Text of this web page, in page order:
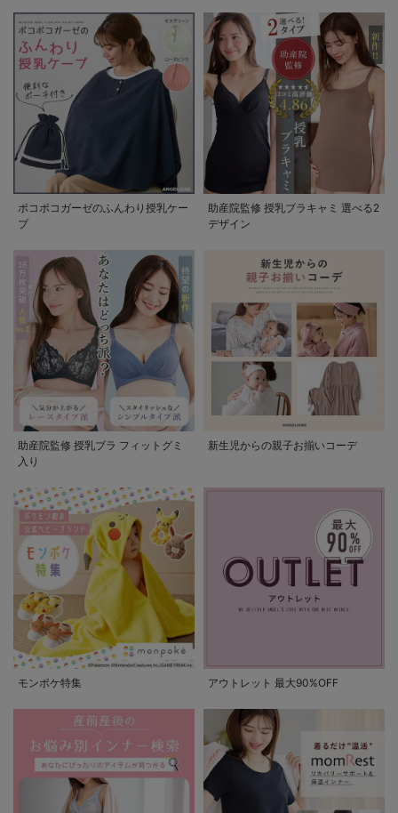
ポコポコガーゼのふんわり授乳ケー
プ
助産院監修 授乳ブラキャミ 選べる2
デザイン
助産院監修 授乳ブラ フィットグミ
入り
新生児からの親子お揃いコーデ
モンポケ特集 アウトレット 最大90%OFF